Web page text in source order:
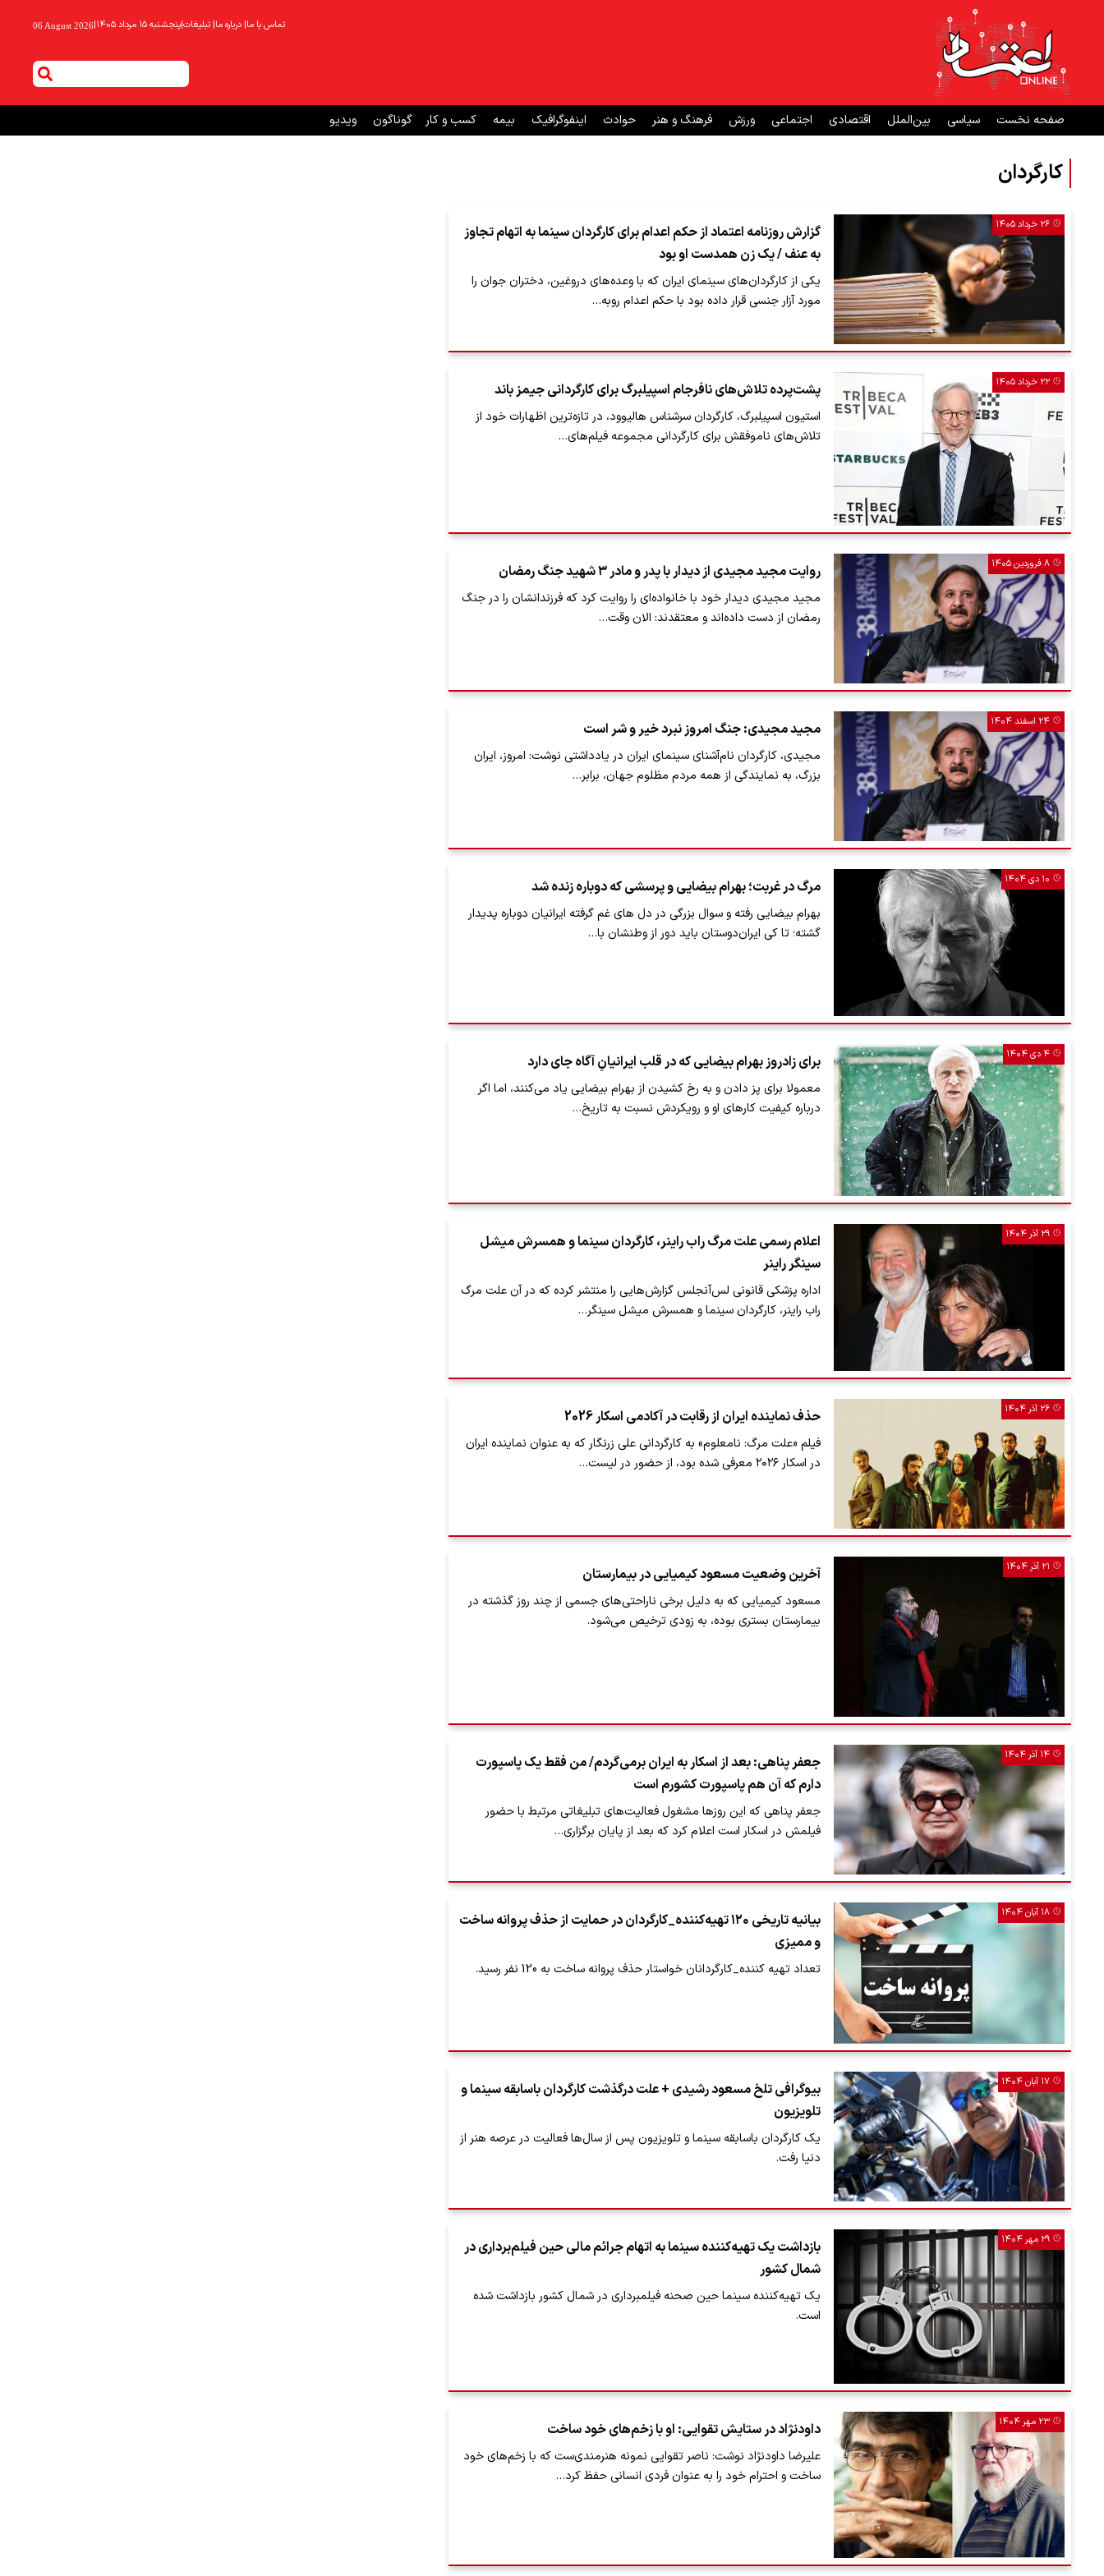
تماس با ما| درباره ما| تبلیغات|پنجشنبه ۱۵ مرداد ۱۴۰۵ |
06 August 2026
صفحه نخست سیاسی بین‌الملل اقتصادی اجتماعی ورزش فرهنگ و هنر حوادث اینفوگرافیک بیمه کسب و کار گوناگون ویدیو
کارگردان
۲۶ خرداد ۱۴۰۵
گزارش روزنامه اعتماد از حکم اعدام برای کارگردان سینما به اتهام تجاوز
به عنف / یک زن همدست او بود
یکی از کارگردان‌های سینمای ایران که با وعده‌های دروغین، دختران جوان را
مورد آزار جنسی قرار داده بود با حکم اعدام روبه…
۲۲ خرداد ۱۴۰۵ پشت‌پرده تلاش‌های نافرجام اسپیلبرگ برای کارگردانی جیمز باند
استیون اسپیلبرگ، کارگردان سرشناس هالیوود، در تازه‌ترین اظهارات خود از
تلاش‌های ناموفقش برای کارگردانی مجموعه فیلم‌های…
۸ فروردین ۱۴۰۵ روایت مجید مجیدی از دیدار با پدر و مادر ۳ شهید جنگ رمضان
مجید مجیدی دیدار خود با خانواده‌ای را روایت کرد که فرزندانشان را در جنگ
رمضان از دست داده‌اند و معتقدند: الان وقت…
۲۴ اسفند ۱۴۰۴ مجید مجیدی: جنگ امروز نبرد خیر و شر است
مجیدی، کارگردان نام‌آشنای سینمای ایران در یادداشتی نوشت: امروز، ایران
بزرگ، به نمایندگی از همه مردم مظلوم جهان، برابر…
۱۰ دی ۱۴۰۴ مرگ در غربت؛ بهرام بیضایی و پرسشی که دوباره زنده شد
بهرام بیضایی رفته و سوال بزرگی در دل های غم گرفته ایرانیان دوباره پدیدار
گشته؛ تا کی ایران‌دوستان باید دور از وطنشان با…
۴ دی ۱۴۰۴ برای زادروز بهرام بیضایی که در قلب ایرانیانِ آگاه جای دارد
معمولا برای پز دادن و به رخ کشیدن از بهرام بیضایی یاد می‌کنند، اما اگر
درباره کیفیت کارهای او و رویکردش نسبت به تاریخ…
۲۹ آذر ۱۴۰۴
اعلام رسمی علت مرگ راب راینر، کارگردان سینما و همسرش میشل
سینگر راینر
اداره پزشکی قانونی لس‌آنجلس گزارش‌هایی را منتشر کرده که در آن علت مرگ
راب راینر، کارگردان سینما و همسرش میشل سینگر…
۲۶ آذر ۱۴۰۴ حذف نماینده ایران از رقابت در آکادمی اسکار 2026
فیلم «علت مرگ: نامعلوم» به کارگردانی علی زرنگار که به عنوان نماینده ایران
در اسکار ٢٠٢٦ معرفی شده بود، از حضور در لیست…
۲۱ آذر ۱۴۰۴ آخرین وضعیت مسعود کیمیایی در بیمارستان
مسعود کیمیایی که به دلیل برخی ناراحتی‌های جسمی از چند روز گذشته در
بیمارستان بستری بوده، به زودی ترخیص می‌شود.
۱۴ آذر ۱۴۰۴
جعفر پناهی: بعد از اسکار به ایران برمی‌گردم/ من فقط یک پاسپورت
دارم که آن هم پاسپورت کشورم است
جعفر پناهی که این روزها مشغول فعالیت‌های تبلیغاتی مرتبط با حضور
فیلمش در اسکار است اعلام کرد که بعد از پایان برگزاری…
۱۸ آبان ۱۴۰۴
بیانیه تاریخی ۱۲۰ تهیه‌کننده_کارگردان در حمایت از حذف پروانه ساخت
و ممیزی
تعداد تهیه کننده_کارگردانان خواستار حذف پروانه ساخت به 120 نفر رسید.
۱۷ آبان ۱۴۰۴
بیوگرافی تلخ مسعود رشیدی + علت درگذشت کارگردان باسابقه سینما و
تلویزیون
یک کارگردان باسابقه سینما و تلویزیون پس از سال‌ها فعالیت در عرصه هنر از
دنیا رفت.
۲۹ مهر ۱۴۰۴
بازداشت یک تهیه‌کننده سینما به اتهام جرائم مالی حین فیلم‌برداری در
شمال کشور
یک تهیه‌کننده سینما حین صحنه فیلمبرداری در شمال کشور بازداشت شده
است.
۲۳ مهر ۱۴۰۴ داودنژاد در ستایش تقوایی: او با زخم‌های خود ساخت
علیرضا داودنژاد نوشت: ناصر تقوایی نمونه هنرمندی‌ست که با زخم‌های خود
ساخت و احترام خود را به عنوان فردی انسانی حفظ کرد…